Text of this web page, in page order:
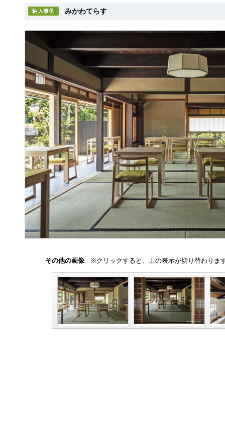
みかわてらす
その他の画像 ※クリックすると、上の表示が切り替わりま